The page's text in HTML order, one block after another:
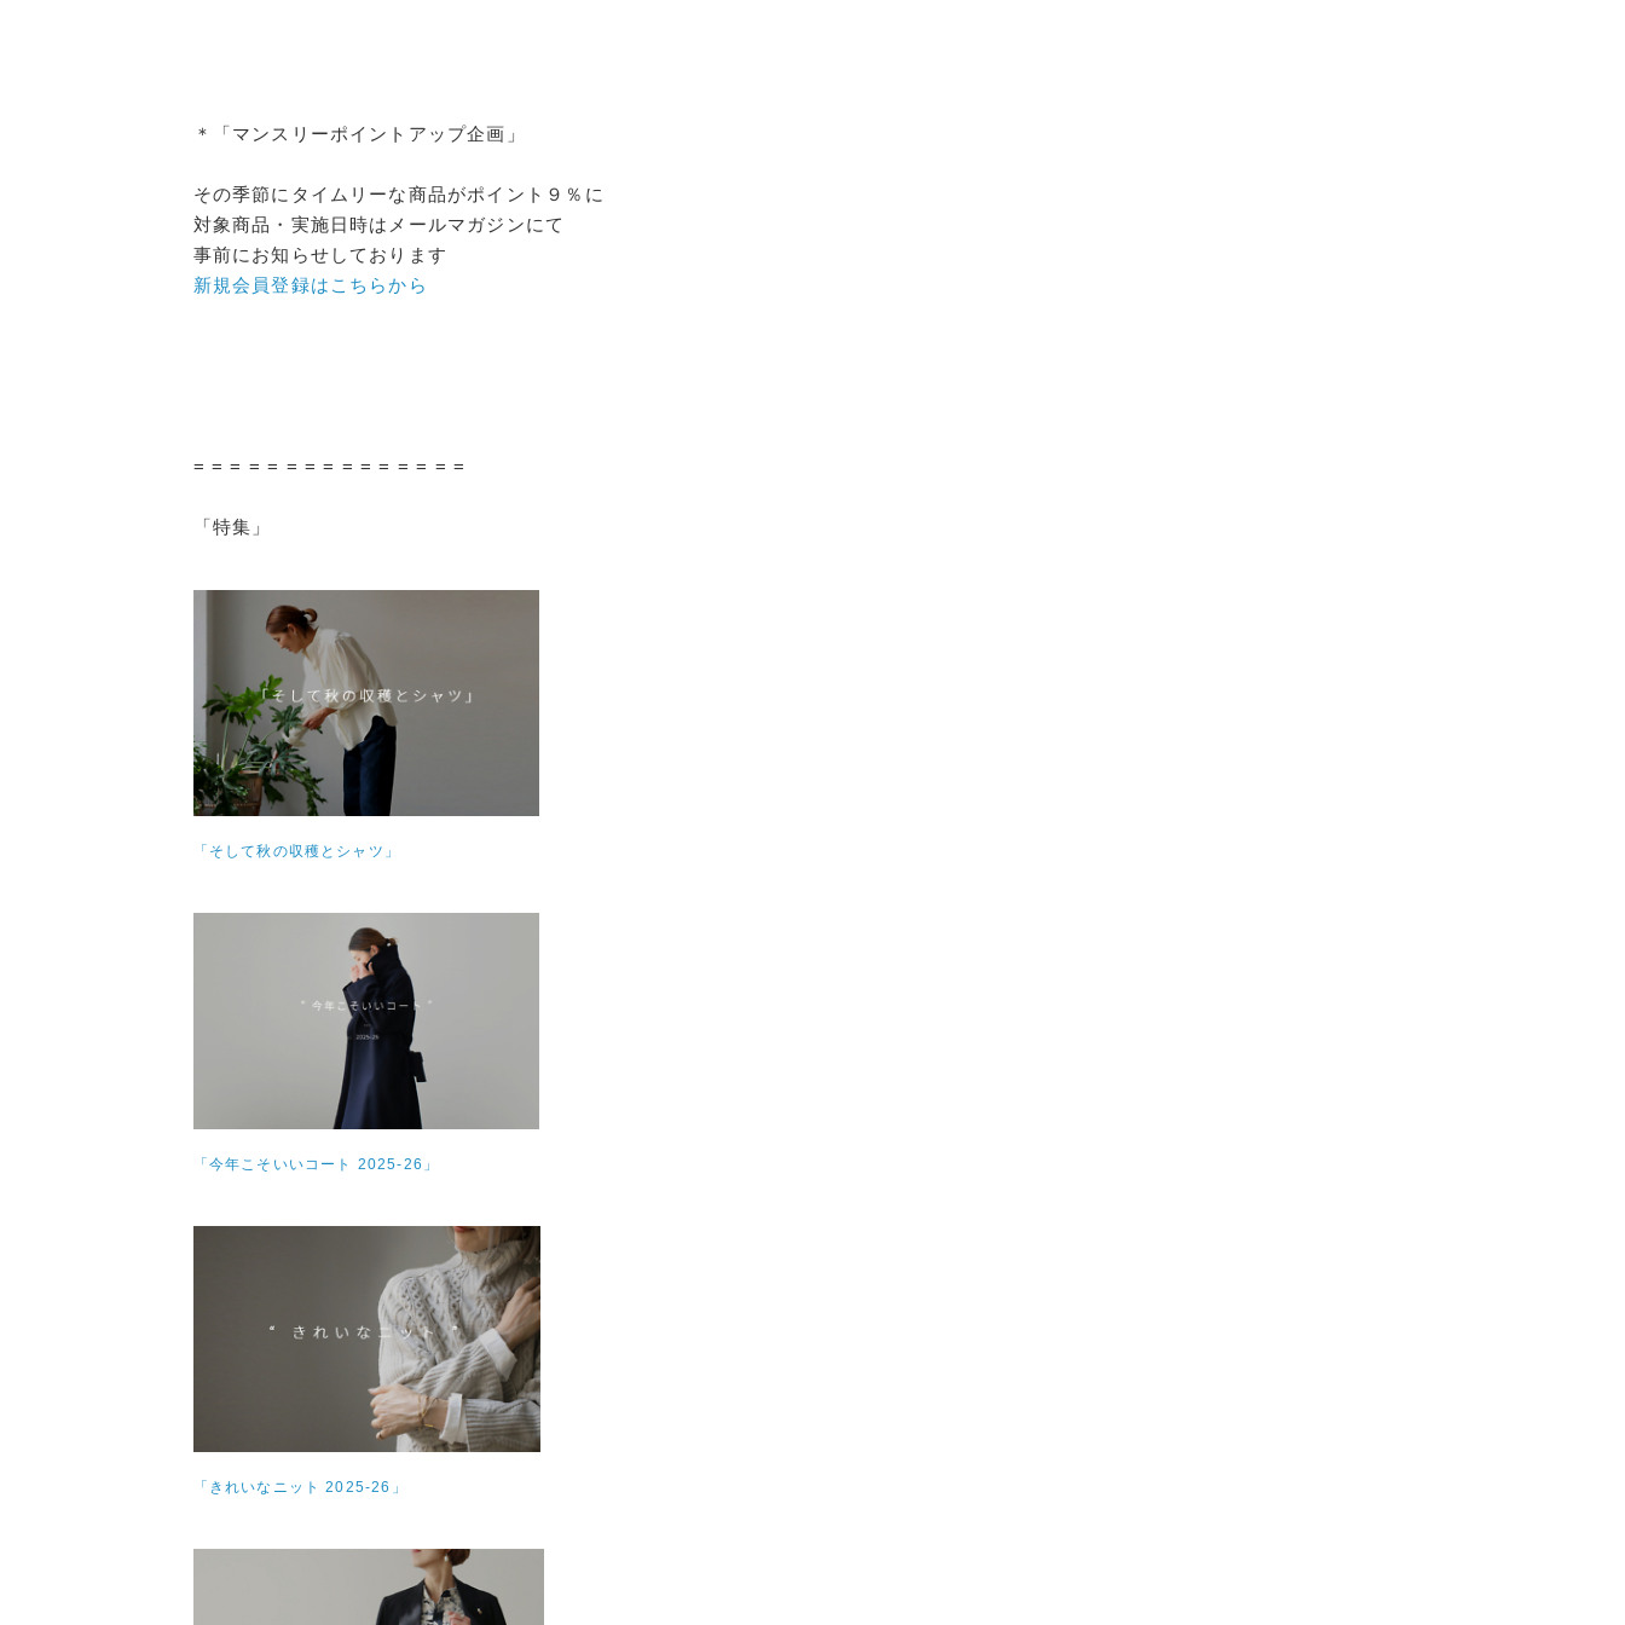
＊「マンスリーポイントアップ企画」
その季節にタイムリーな商品がポイント９％に
対象商品・実施日時はメールマガジンにて
事前にお知らせしております
新規会員登録はこちらから
= = = = = = = = = = = = = = =
「特集」
「そして秋の収穫とシャツ」
「今年こそいいコート 2025-26」
「きれいなニット 2025-26」